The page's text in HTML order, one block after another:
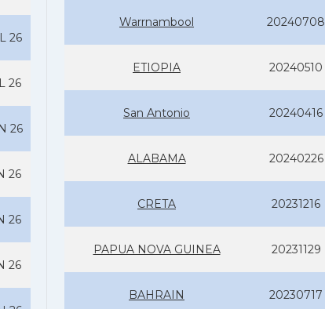
26
26
26
26
26
26
Warrnambool 20240708
ETIOPIA 20240510
San Antonio 20240416
ALABAMA 20240226
CRETA 20231216
PAPUA NOVA GUINEA 20231129
BAHRAIN 20230717